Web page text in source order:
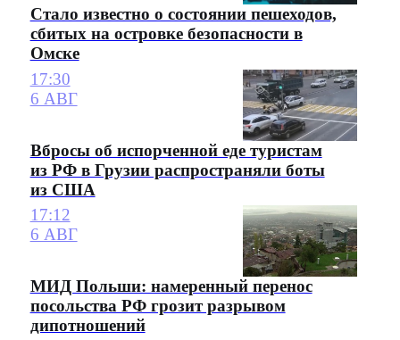
Стало известно о состоянии пешеходов,
сбитых на островке безопасности в
Омске
17:30
6 АВГ
Вбросы об испорченной еде туристам
из РФ в Грузии распространяли боты
из США
17:12
6 АВГ
МИД Польши: намеренный перенос
посольства РФ грозит разрывом
дипотношений